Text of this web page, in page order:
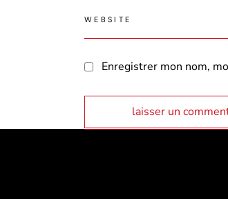
Enregistrer mon nom,
laisser un